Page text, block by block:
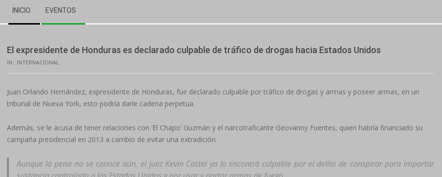
Navigation
Menu
INICIO EVENTOS
El expresidente de Honduras es declarado culpable de tráfico de drogas hacia Estados Unidos
IN: INTERNACIONAL
Juan Orlando Hernández, expresidente de Honduras, fue declarado culpable por tráfico de drogas y armas y poseer armas, en un
tribunal de Nueva York, esto podría darle cadena perpetua.
Además, se le acusa de tener relaciones con ‘El Chapo’ Guzmán y el narcotraficante Geovanny Fuentes, quien habría financiado su
campaña presidencial en 2013 a cambio de evitar una extradición.
Aunque la pena no se conoce aún, el juez Kevin Castel ya lo encontró culpable por el delito de conspirar para importar